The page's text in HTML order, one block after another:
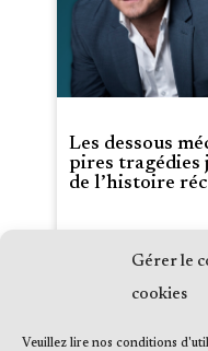
Gérer le
cookies
Veuillez lire nos conditions
Les dessous
pires tragédies
de l’histoire
Média :Radio
Émission :
(Podcast)